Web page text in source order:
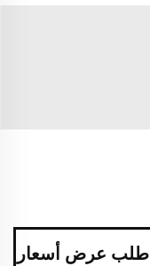
اطلب عرض أسعار